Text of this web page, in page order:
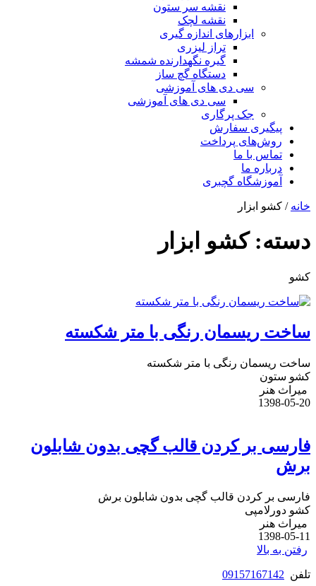
نقشه سر ستون
نقشه لچک
ابزارهای اندازه گیری
تراز لیزری
گیره نگهدارنده شمشه
دستگاه گچ ساز
سی دی های آموزشی
سی دی های آموزشی
جک پرگاری
پیگیری سفارش
روش‌های پرداخت
تماس با ما
درباره ما
آموزشگاه گچبری
خانه / کشو ابزار
دسته:کشو ابزار
کشو
ساخت ریسمان رنگی با متر شکسته
ساخت ریسمان رنگی با متر شکسته
کشو ستون
میراث هنر
1398-05-20
فارسی بر کردن قالب گچی بدون شابلون
برش
فارسی بر کردن قالب گچی بدون شابلون برش
کشو دورلامپی
میراث هنر
1398-05-11
رفتن به بالا
تلفن 09157167142